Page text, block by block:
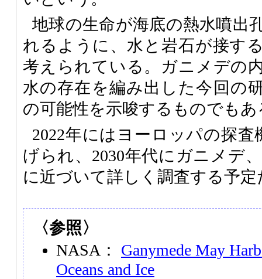
地球の生命が海底の熱水噴出
れるように、水と岩石が接す
考えられている。ガニメデの
水の存在を編み出した今回の
の可能性を示唆するものでもあ
2022年にはヨーロッパの探査
げられ、2030年代にガニメデ
に近づいて詳しく調査する予定
〈参照〉
NASA： Ganymede May
Oceans and Ice